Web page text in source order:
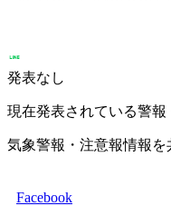
発表なし
現在発表されている警報
気象警報・注意報情報を
Facebook